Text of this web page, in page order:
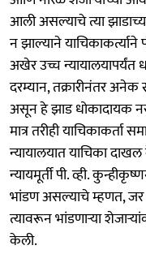
आली असल्याचे त्या
न झाल्याने
अखेर उच्च न्यायालयापर्यंत
दरम्यान, तक्रारीनंतर
असून हे झाड धोकादायक
मात्र तरीही
न्यायालयात याचिका
न्यायमूर्ती पी. व्ही.
भांडण असल्याचे म्हणत, जर
त्यावरून भांडणाऱ्या
केली.